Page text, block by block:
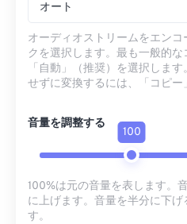
オート
オーディオストリームをエン
クを選択します。最も一般的な
「自動」（推奨）を選択しま
せずに変換するには、「コピー
音量を調整する
100
100%は元の音量を表します。
に上げます。音量を半分に下
す。